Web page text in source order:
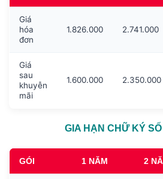
Giá
hóa
đơn
1.826.000 2.741.000
Giá
sau
khuyễn
mãi
1.600.000 2.350.000
GIA HẠN CHỮ KÝ
GÓI 1 NĂM 2